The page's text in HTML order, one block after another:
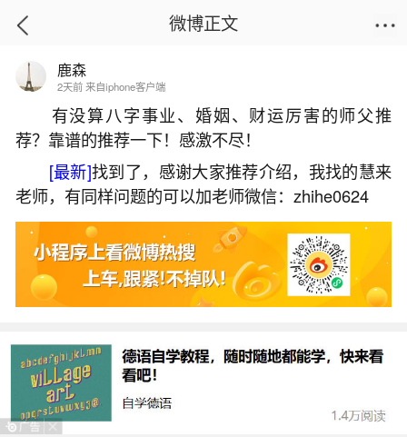
首页
梦见妹妹出被车撞到没事
2026-06-02 12:21:42 30 8 赞
生活中像梦见妹妹出被车撞到没事都是很常见
的问题，但是小问题不注意可能会引起大麻烦，下
面就这个问题给大家做一些解读：
一、梦见我妹妹被车撞的预兆
本命年的人梦见我妹妹被车撞，意味着陷在困
微博正文
鹿森
2天前 来自iphone客户端
有没算八字事业、婚姻、财运厉害的师父推
荐？靠谱的推荐一下！感激不尽！
[最新]找到了，感谢大家推荐介绍，我找的慧来
老师，有同样问题的可以加老师微信：zhihe0624